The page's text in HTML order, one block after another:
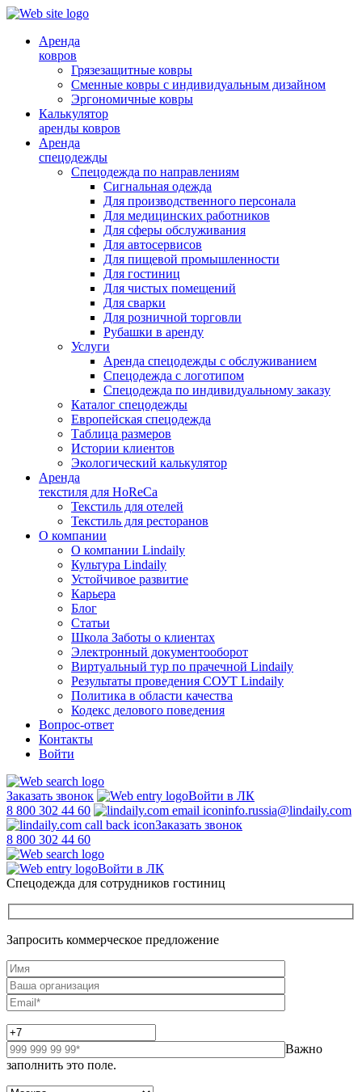
Аренда
ковров
Грязезащитные ковры
Сменные ковры с индивидуальным дизайном
Эргономичные ковры
Калькулятор
аренды ковров
Аренда
спецодежды
Спецодежда по направлениям
Сигнальная одежда
Для производственного персонала
Для медицинских работников
Для сферы обслуживания
Для автосервисов
Для пищевой промышленности
Для гостиниц
Для чистых помещений
Для сварки
Для розничной торговли
Рубашки в аренду
Услуги
Аренда спецодежды с обслуживанием
Спецодежда с логотипом
Спецодежда по индивидуальному заказу
Каталог спецодежды
Европейская спецодежда
Таблица размеров
Истории клиентов
Экологический калькулятор
Аренда
текстиля для HoReCa
Текстиль для отелей
Текстиль для ресторанов
О компании
О компании Lindaily
Культура Lindaily
Устойчивое развитие
Карьера
Блог
Статьи
Школа Заботы о клиентах
Электронный документооборот
Виртуальный тур по прачечной Lindaily
Результаты проведения СОУТ Lindaily
Политика в области качества
Кодекс делового поведения
Вопрос-ответ
Контакты
Войти
Заказать звонок
Войти в ЛК
8 800 302 44 60
info.russia@lindaily.com
Заказать звонок
8 800 302 44 60
Войти в ЛК
Спецодежда для сотрудников гостиниц
Запросить коммерческое предложение
Важно
заполнить это поле.